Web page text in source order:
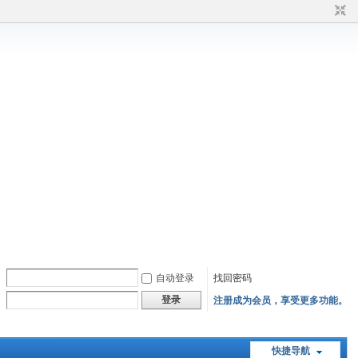
自动登录
找回密码
登录
注册成为会员，享受更多功能。
快捷导航